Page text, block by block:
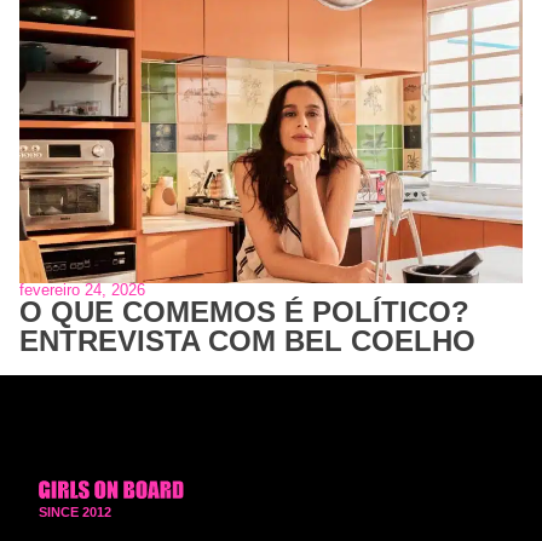
fevereiro 24, 2026
O QUE COMEMOS É POLÍTICO?
ENTREVISTA COM BEL COELHO
SINCE 2012